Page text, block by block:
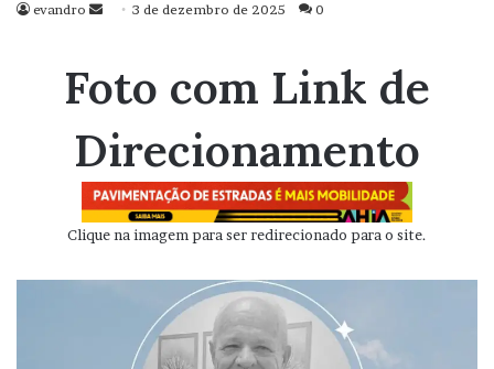
evandro
Mande
mail
3 de dezembro de 2025 0
Foto com Link de
Direcionamento
Clique na imagem para ser redirecionado para o site.